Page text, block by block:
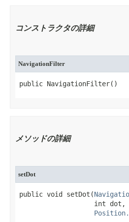
コンストラクタの詳細
NavigationFilter
public NavigationFilter​()
メソッドの詳細
setDot
public void setDot​(
                   int dot,